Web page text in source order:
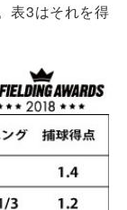
表3はそれを得